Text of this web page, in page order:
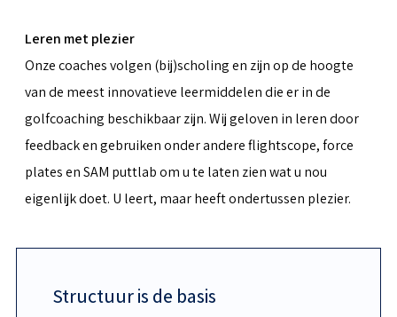
Leren met plezier
Onze coaches volgen (bij)scholing en zijn op de hoogte
van de meest innovatieve leermiddelen die er in de
golfcoaching beschikbaar zijn. Wij geloven in leren door
feedback en gebruiken onder andere flightscope, force
plates en SAM puttlab om u te laten zien wat u nou
eigenlijk doet. U leert, maar heeft ondertussen plezier.
Structuur is de basis